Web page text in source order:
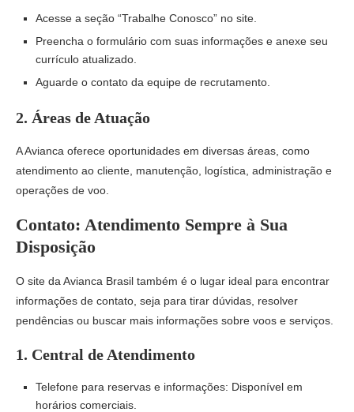
Acesse a seção “Trabalhe Conosco” no site.
Preencha o formulário com suas informações e anexe seu
currículo atualizado.
Aguarde o contato da equipe de recrutamento.
2. Áreas de Atuação
A Avianca oferece oportunidades em diversas áreas, como
atendimento ao cliente, manutenção, logística, administração e
operações de voo.
Contato: Atendimento Sempre à Sua
Disposição
O site da Avianca Brasil também é o lugar ideal para encontrar
informações de contato, seja para tirar dúvidas, resolver
pendências ou buscar mais informações sobre voos e serviços.
1. Central de Atendimento
Telefone para reservas e informações: Disponível em
horários comerciais.